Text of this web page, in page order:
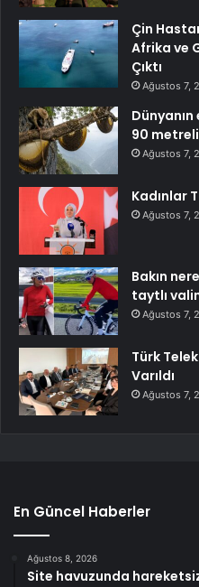
Çin
Afrika ve
Çıktı
Ağustos 7,
90
Ağustos 7,
Kadınlar
Ağustos 7,
Bakın
taytlı
Ağustos 7,
Türk
Varıldı
Ağustos 7,
En Güncel Haberler
Ağustos 8, 2026
Site havuzunda